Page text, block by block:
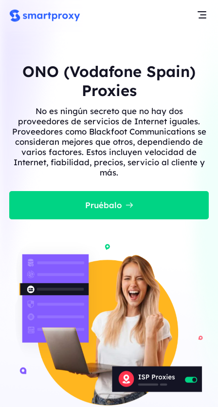
ONO (Vodafone Spain)
Proxies
No es ningún secreto que no hay dos
proveedores de servicios de Internet iguales.
Proveedores como Blackfoot Communications se
consideran mejores que otros, dependiendo de
varios factores. Estos incluyen velocidad de
Internet, fiabilidad, precios, servicio al cliente y
más.
Pruébalo